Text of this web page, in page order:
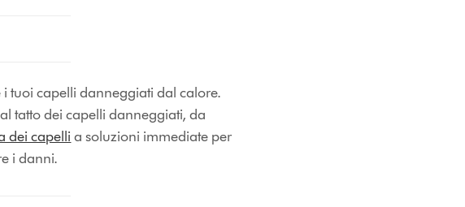
tuoi capelli danneggiati dal calore.
tatto dei capelli danneggiati, da
dei capelli a soluzioni immediate per
i danni.